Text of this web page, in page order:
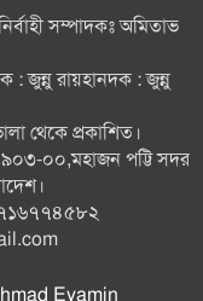
সংঘবদ্ধ
ও ছড়িয়ে
গ্রেপ্তার,
জুলাই
সম্পাদকঃ অমিতাভ
: জুন্নু রায়হানদক : জুন্নু
থেকে প্রকাশিত।
৯০৩-০০,মহাজন পট্টি সদর
Eyamin